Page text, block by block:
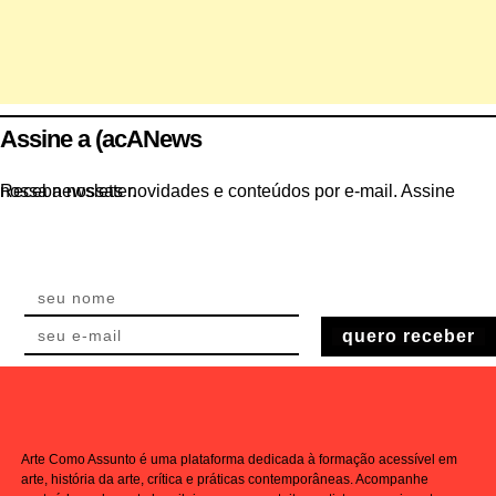
Assine a (acANews
Receba nossas novidades e conteúdos por e-mail. Assine nossa newsletter.
quero receber
Arte Como Assunto é uma plataforma dedicada à formação acessível em
arte, história da arte, crítica e práticas contemporâneas. Acompanhe